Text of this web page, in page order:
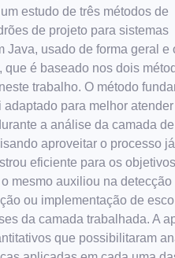
estudo de três métodos de
de projeto para sistemas
Java, usado de forma geral e
que é baseado nos dois
trabalho. O método
para melhor
a análise da camada de
aproveitar o processo
eficiente para os
mesmo auxiliou na
ou implementação de
da camada trabalhada. A
que possibilitaram